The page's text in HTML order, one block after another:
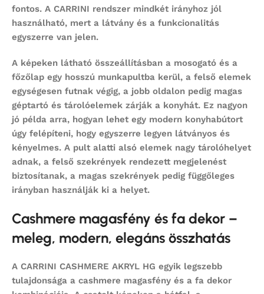
fontos. A CARRINI rendszer mindkét irányhoz jól
használható, mert a látvány és a funkcionalitás
egyszerre van jelen.
A képeken látható összeállításban a mosogató és a
főzőlap egy hosszú munkapultba kerül, a felső elemek
egységesen futnak végig, a jobb oldalon pedig magas
géptartó és tárolóelemek zárják a konyhát. Ez nagyon
jó példa arra, hogyan lehet egy modern konyhabútort
úgy felépíteni, hogy egyszerre legyen látványos és
kényelmes. A pult alatti alsó elemek nagy tárolóhelyet
adnak, a felső szekrények rendezett megjelenést
biztosítanak, a magas szekrények pedig függőleges
irányban használják ki a helyet.
Cashmere magasfény és fa dekor –
meleg, modern, elegáns összhatás
A CARRINI CASHMERE AKRYL HG egyik legszebb
tulajdonsága a cashmere magasfény és a fa dekor